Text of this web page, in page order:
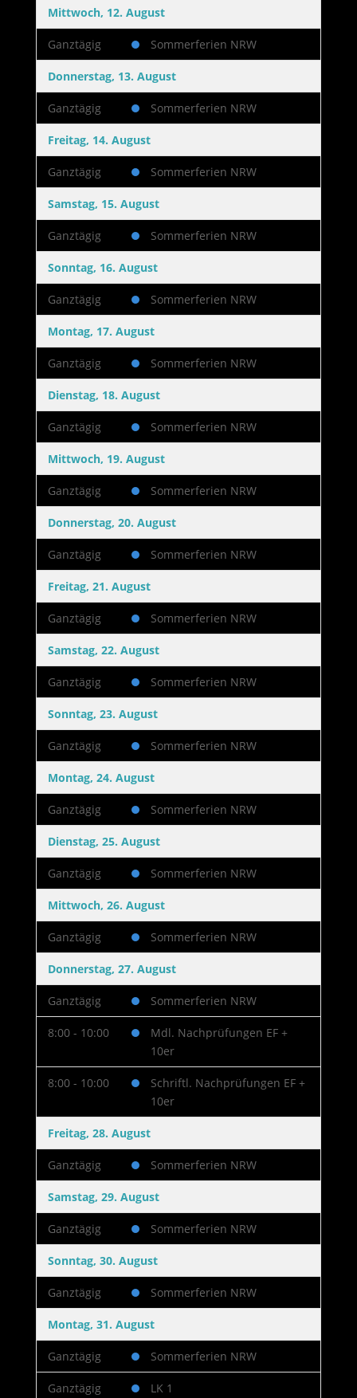
Mittwoch, 12. August
Ganztägig Sommerferien NRW
Donnerstag, 13. August
Ganztägig Sommerferien NRW
Freitag, 14. August
Ganztägig Sommerferien NRW
Samstag, 15. August
Ganztägig Sommerferien NRW
Sonntag, 16. August
Ganztägig Sommerferien NRW
Montag, 17. August
Ganztägig Sommerferien NRW
Dienstag, 18. August
Ganztägig Sommerferien NRW
Mittwoch, 19. August
Ganztägig Sommerferien NRW
Donnerstag, 20. August
Ganztägig Sommerferien NRW
Freitag, 21. August
Ganztägig Sommerferien NRW
Samstag, 22. August
Ganztägig Sommerferien NRW
Sonntag, 23. August
Ganztägig Sommerferien NRW
Montag, 24. August
Ganztägig Sommerferien NRW
Dienstag, 25. August
Ganztägig Sommerferien NRW
Mittwoch, 26. August
Ganztägig Sommerferien NRW
Donnerstag, 27. August
Ganztägig Sommerferien NRW
8:00 - 10:00
Mdl. Nachprüfungen EF +
10er
8:00 - 10:00
Schriftl. Nachprüfungen EF +
10er
Freitag, 28. August
Ganztägig Sommerferien NRW
Samstag, 29. August
Ganztägig Sommerferien NRW
Sonntag, 30. August
Ganztägig Sommerferien NRW
Montag, 31. August
Ganztägig Sommerferien NRW
Ganztägig LK 1